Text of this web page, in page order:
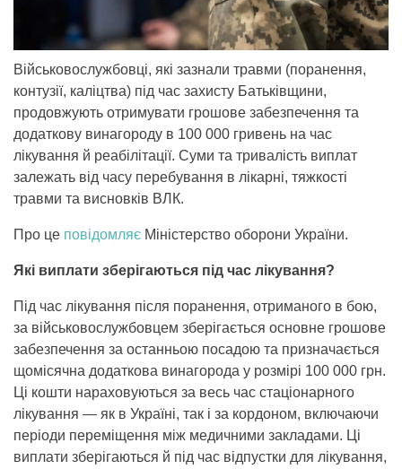
Військовослужбовці, які зазнали травми (поранення,
контузії, каліцтва) під час захисту Батьківщини,
продовжують отримувати грошове забезпечення та
додаткову винагороду в 100 000 гривень на час
лікування й реабілітації. Суми та тривалість виплат
залежать від часу перебування в лікарні, тяжкості
травми та висновків ВЛК.
Про це повідомляє Міністерство оборони України.
Які виплати зберігаються під час лікування?
Під час лікування після поранення, отриманого в бою,
за військовослужбовцем зберігається основне грошове
забезпечення за останньою посадою та призначається
щомісячна додаткова винагорода у розмірі 100 000 грн.
Ці кошти нараховуються за весь час стаціонарного
лікування — як в Україні, так і за кордоном, включаючи
періоди переміщення між медичними закладами. Ці
виплати зберігаються й під час відпустки для лікування,